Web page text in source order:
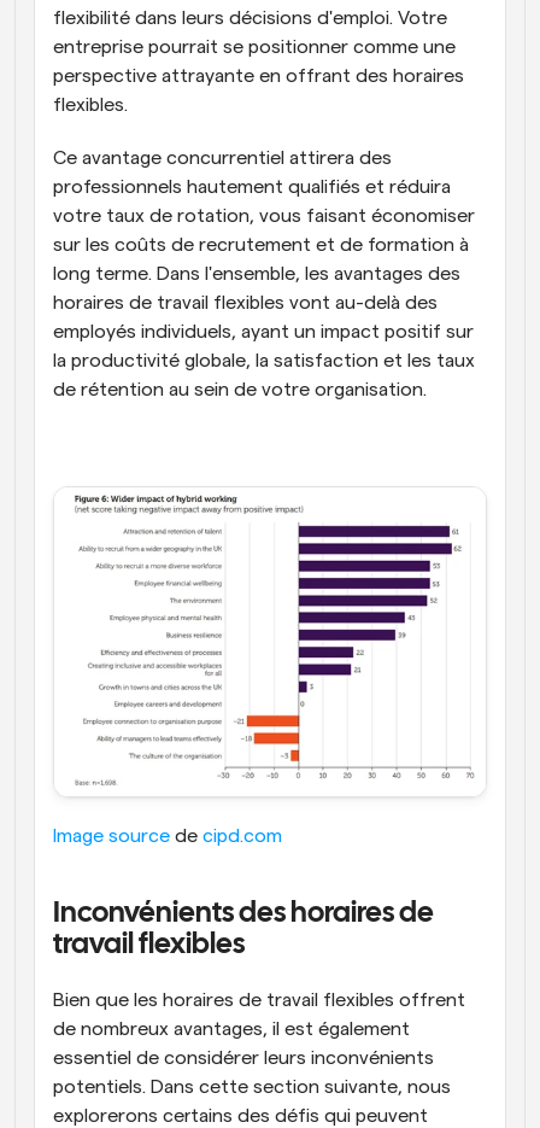
flexibilité dans leurs décisions d'emploi. Votre
entreprise pourrait se positionner comme une
perspective attrayante en offrant des horaires
flexibles.
Ce avantage concurrentiel attirera des
professionnels hautement qualifiés et réduira
votre taux de rotation, vous faisant économiser
sur les coûts de recrutement et de formation à
long terme. Dans l'ensemble, les avantages des
horaires de travail flexibles vont au-delà des
employés individuels, ayant un impact positif sur
la productivité globale, la satisfaction et les taux
de rétention au sein de votre organisation.
Image source de cipd.com
Inconvénients des horaires de
travail flexibles
Bien que les horaires de travail flexibles offrent
de nombreux avantages, il est également
essentiel de considérer leurs inconvénients
potentiels. Dans cette section suivante, nous
explorerons certains des défis qui peuvent